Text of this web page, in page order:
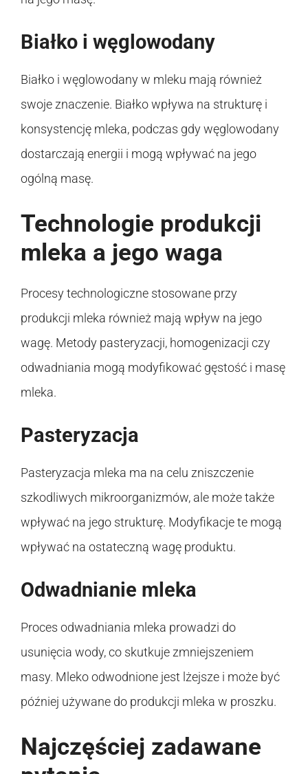
Białko i węglowodany
Białko i węglowodany w mleku mają również
swoje znaczenie. Białko wpływa na strukturę i
konsystencję mleka, podczas gdy węglowodany
dostarczają energii i mogą wpływać na jego
ogólną masę.
Technologie produkcji
mleka a jego waga
Procesy technologiczne stosowane przy
produkcji mleka również mają wpływ na jego
wagę. Metody pasteryzacji, homogenizacji czy
odwadniania mogą modyfikować gęstość i masę
mleka.
Pasteryzacja
Pasteryzacja mleka ma na celu zniszczenie
szkodliwych mikroorganizmów, ale może także
wpływać na jego strukturę. Modyfikacje te mogą
wpływać na ostateczną wagę produktu.
Odwadnianie mleka
Proces odwadniania mleka prowadzi do
usunięcia wody, co skutkuje zmniejszeniem
masy. Mleko odwodnione jest lżejsze i może być
później używane do produkcji mleka w proszku.
Najczęściej zadawane